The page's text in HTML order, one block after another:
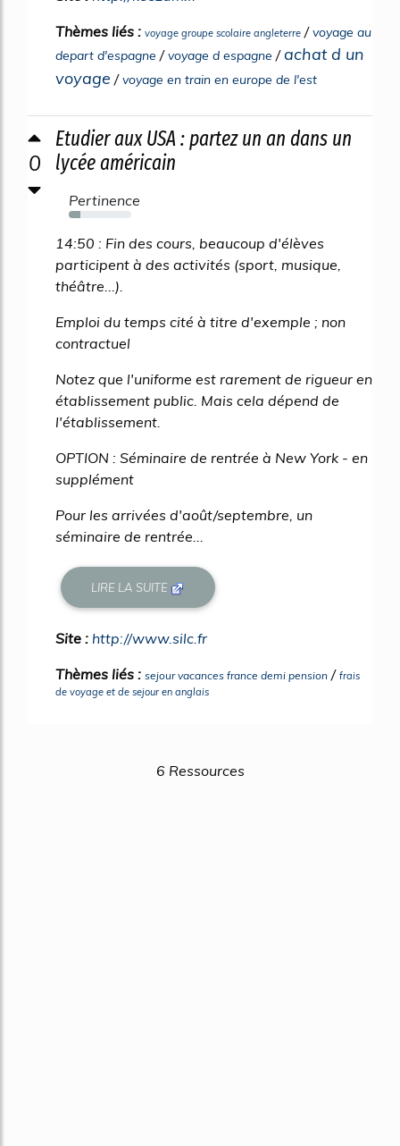
Thèmes liés : voyage groupe scolaire angleterre /voyage au
depart d'espagne /voyage d espagne /achat d un
voyage /voyage en train en europe de l'est
0
Etudier aux USA : partez un an dans un
lycée américain
Pertinence
19%
14:50 : Fin des cours, beaucoup d'élèves
participent à des activités (sport, musique,
théâtre...).
Emploi du temps cité à titre d'exemple ; non
contractuel
Notez que l'uniforme est rarement de rigueur en
établissement public. Mais cela dépend de
l'établissement.
OPTION : Séminaire de rentrée à New York - en
supplément
Pour les arrivées d'août/septembre, un
séminaire de rentrée...
LIRE LA SUITE
Site : http://www.silc.fr
Thèmes liés : sejour vacances france demi pension / frais
de voyage et de sejour en anglais
6 Ressources